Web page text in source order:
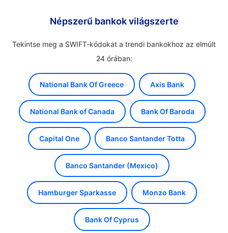
Népszerű bankok világszerte
Tekintse meg a SWIFT-kódokat a trendi bankokhoz az elmúlt
24 órában:
National Bank Of Greece Axis Bank
National Bank of Canada Bank Of Baroda
Capital One Banco Santander Totta
Banco Santander (Mexico)
Hamburger Sparkasse Monzo Bank
Bank Of Cyprus